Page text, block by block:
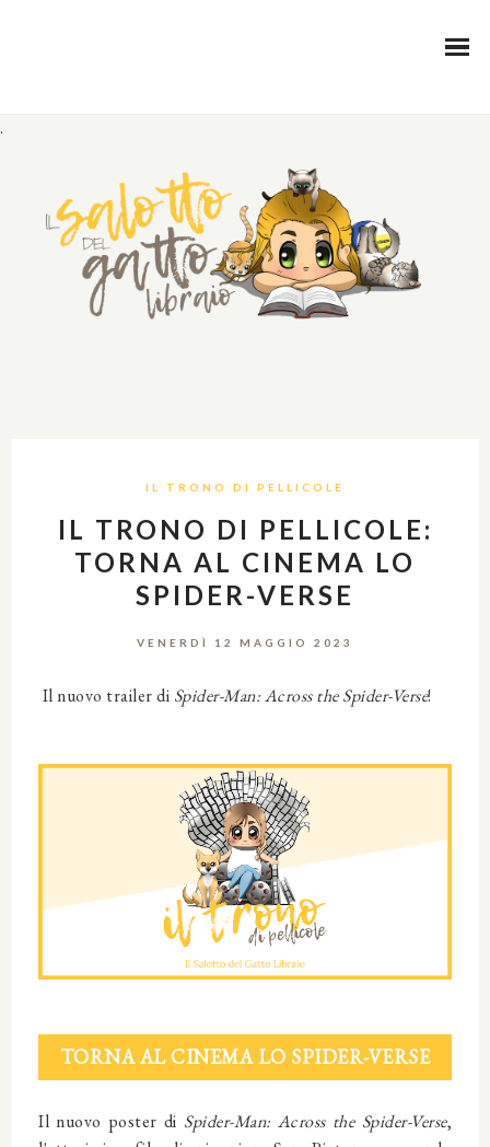
.
IL TRONO DI PELLICOLE
IL TRONO DI PELLICOLE:
TORNA AL CINEMA LO
SPIDER-VERSE
VENERDÌ 12 MAGGIO 2023
Il nuovo trailer di Spider-Man: Across the Spider-Verse!
TORNA AL CINEMA LO SPIDER-VERSE
Il nuovo poster di Spider-Man: Across the Spider-Verse,